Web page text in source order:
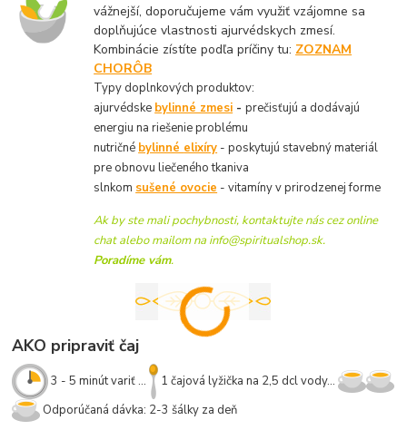
vážnejší, doporučujeme vám využiť vzájomne sa
doplňujúce vlastnosti ajurvédskych zmesí.
Kombinácie zístíte podľa príčiny tu: ZOZNAM
CHORÔB
Typy doplnkových produktov:
ajurvédske bylinné zmesi -prečisťujú a dodávajú
energiu na riešenie problému
nutričné bylinné elixíry - poskytujú stavebný materiál
pre obnovu liečeného tkaniva
slnkom sušené ovocie - vitamíny v prirodzenej forme
Ak by ste mali pochybnosti, kontaktujte nás cez online
chat alebo mailom na info@spiritualshop.sk.
Poradíme vám.
AKO pripraviť čaj
3 - 5 minút variť ...
1 čajová lyžička na 2,5 dcl vody...
Odporúčaná dávka: 2-3 šálky za deň